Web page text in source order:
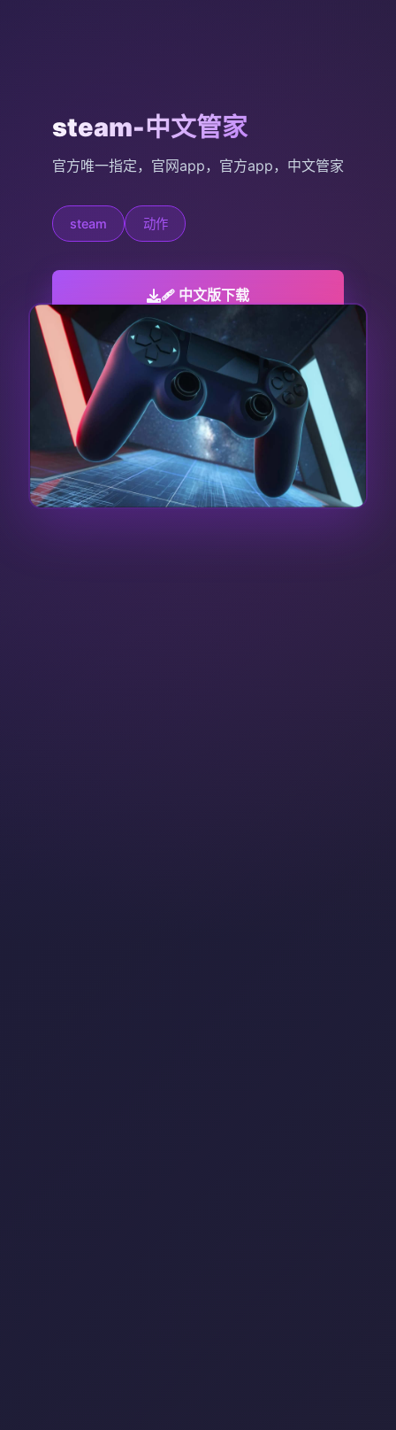
steam-中文管家
官方唯一指定，官网app，官方app，中文管家
steam 动作
🩹 中文版下载